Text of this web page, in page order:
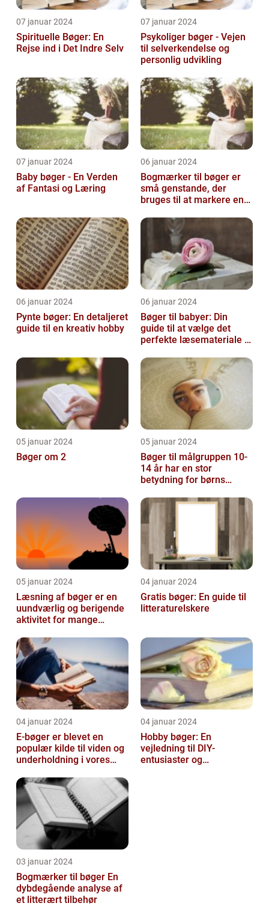
07 januar 2024
Spirituelle Bøger: En
Rejse ind i Det Indre Selv
07 januar 2024
Psykoliger bøger - Vejen
til selverkendelse og
personlig udvikling
07 januar 2024
Baby bøger - En Verden
af Fantasi og Læring
06 januar 2024
Bogmærker til bøger er
små genstande, der
bruges til at markere en
bog, så...
06 januar 2024
Pynte bøger: En detaljeret
guide til en kreativ hobby
06 januar 2024
Bøger til babyer: Din
guide til at vælge det
perfekte læsemateriale til
05 januar 2024
Bøger om 2
05 januar 2024
Bøger til målgruppen 10-
14 år har en stor
betydning for børns
05 januar 2024
Læsning af bøger er en
uundværlig og berigende
aktivitet for mange
04 januar 2024
Gratis bøger: En guide til
litteraturelskere
04 januar 2024
E-bøger er blevet en
populær kilde til viden og
underholdning i vores
04 januar 2024
Hobby bøger: En
vejledning til DIY-
entusiaster og
03 januar 2024
Bogmærker til bøger En
dybdegående analyse af
et litterært tilbehør